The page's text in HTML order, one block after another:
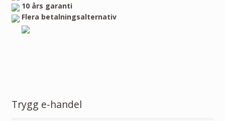
10 års garanti
Flera betalningsalternativ
Trygg e-handel